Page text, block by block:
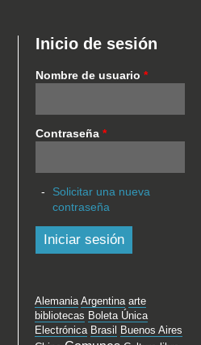
Inicio de sesión
Nombre de usuario*
Contraseña*
Solicitar una nueva
contraseña
Alemania Argentina arte
bibliotecas Boleta Única
Electrónica Brasil
Buenos Aires